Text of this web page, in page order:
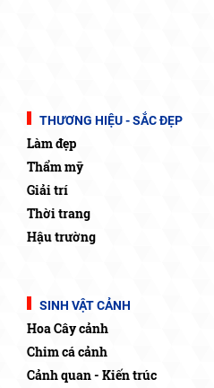
THƯƠNG HIỆU - SẮC ĐẸP
Làm đẹp
Thẩm mỹ
Giải trí
Thời trang
Hậu trường
SINH VẬT CẢNH
Hoa Cây cảnh
Chim cá cảnh
Cảnh quan - Kiến trúc